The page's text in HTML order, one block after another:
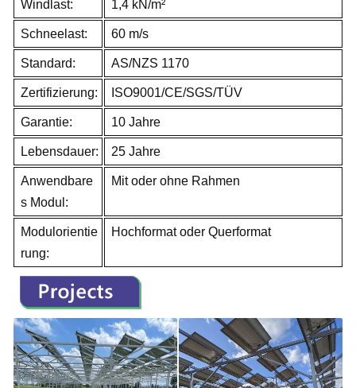
Windlast: 1,4 kN/m²
Schneelast: 60 m/s
Standard: AS/NZS 1170
Zertifizierung: ISO9001/CE/SGS/TÜV
Garantie: 10 Jahre
Lebensdauer: 25 Jahre
Anwendbare
s Modul:
Mit oder ohne Rahmen
Modulorientie
rung:
Hochformat oder Querformat